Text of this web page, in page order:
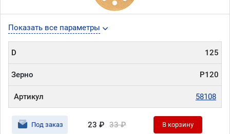
Показать все параметры
D 125
Зерно P120
Артикул 58108
Под заказ 23 ₽ 33 ₽ В корзину